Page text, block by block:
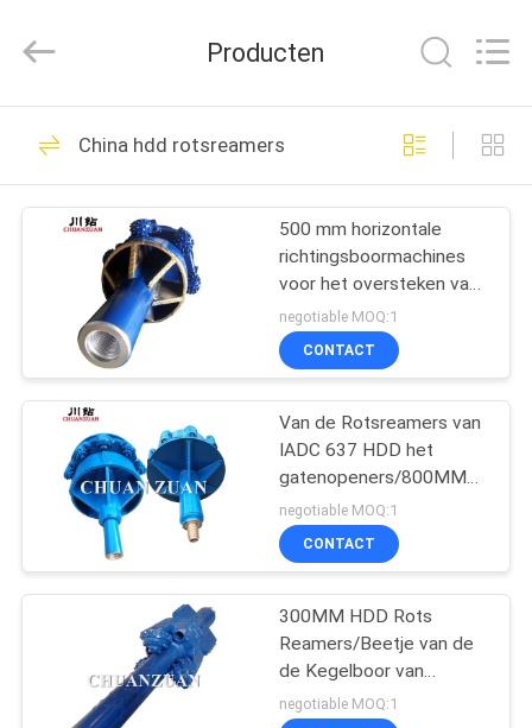
HUIS
PRODUCTEN
ONGEVEER
FABRIEKSREIS
KWALITEITSCONTROLE
CONTACTEER
ONS
VERZOEK
Leverancier.
Copyright
-
tcitriconebit.com.
Reserved.
Tricone beetje van
TCI
136
Stalen tanden
tricone Bit
67
het beetje van de
23
Producten
China hdd rotsreamers
500 mm horizontale
richtingsboormachines
voor het oversteken van
harde rotsen
negotiable MOQ:1
CONTACT
Van de Rotsreamers van
IADC 637 HDD het
gatenopeners/800MM
HDD voor de Horizontale
Boring van Trenchless
negotiable MOQ:1
CONTACT
300MM HDD Rots
Reamers/Beetje van de
de Kegelboor van
IADC517 het Horizontale
negotiable MOQ:1